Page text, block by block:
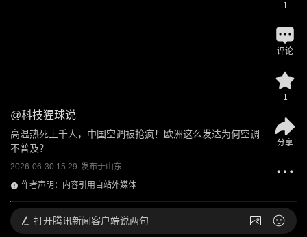
@科技猩球说
高温热死上千人，中国空调被抢疯！欧洲这么发达为何空调
不普及？
2026-06-30 15:29 发布于山东
作者声明：内容引用自站外媒体
1
评论
1
分享
打开腾讯新闻客户端说两句